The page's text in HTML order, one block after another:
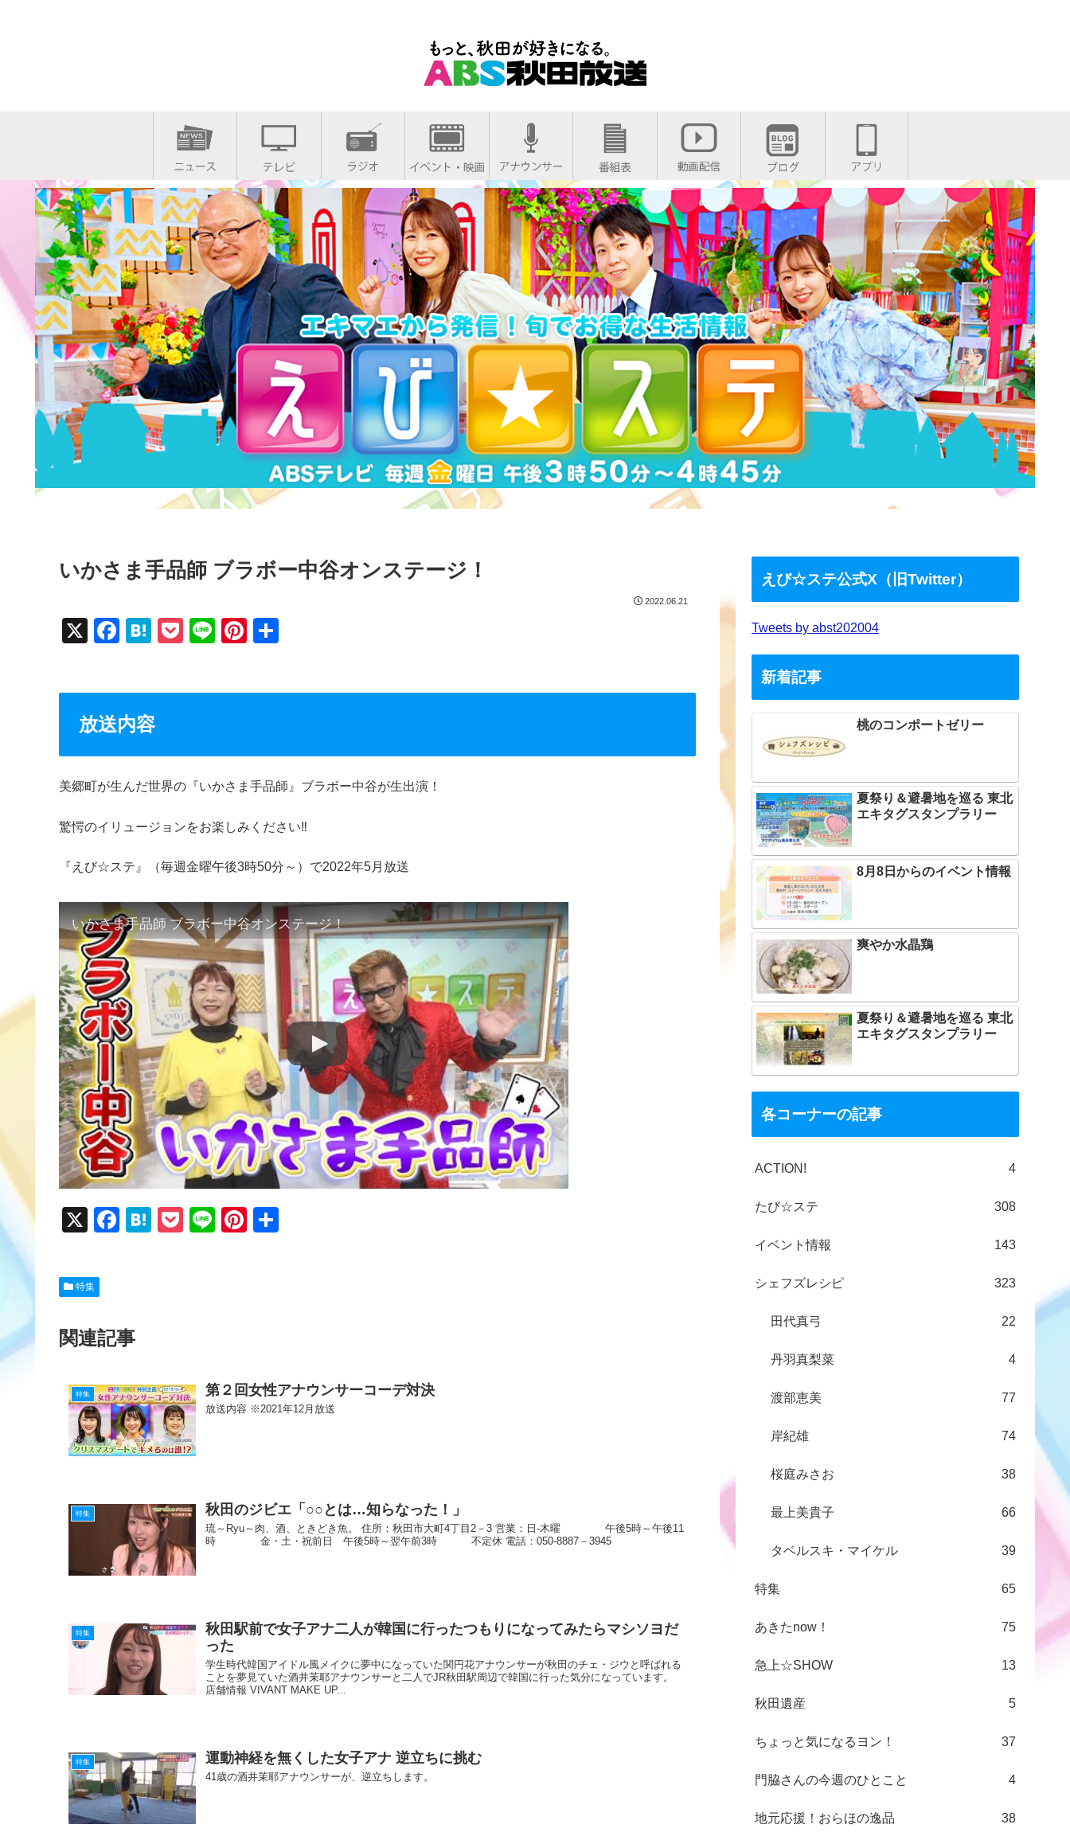
いかさま手品師 ブラボー中谷オンステージ！
2022.06.21
X
F
e
b
o
o
H
a
P
Li
Pi
放送内容
美郷町が生んだ世界の『いかさま手品師』ブラボー中谷が生出演！
驚愕のイリュージョンをお楽しみください‼
『えび☆ステ』（毎週金曜午後3時50分～）で2022年5月放送
いかさま手品師 ブラボー中谷オンステージ！
X
F
b
o
k
H
P
Li
Pi
特集
関連記事
特集 第２回女性アナウンサーコーデ対決
放送内容 ※2021年12月放送
特集 秋田のジビエ「○○とは…知らなった！」
琉～Ryu～肉、酒、ときどき魚。 住所：秋田市大町4丁目2－3 営業：日-木曜 午後5時～午後11
時 金・土・祝前日 午後5時～翌午前3時 不定休 電話：050-8887－3945
特集
秋田駅前で女子アナ二人が韓国に行ったつもりになってみたらマシソヨだ
った
学生時代韓国アイドル風メイクに夢中になっていた関円花アナウンサーが秋田のチェ・ジウと呼ばれる
ことを夢見ていた酒井茉耶アナウンサーと二人でJR秋田駅周辺で韓国に行った気分になっています。
店舗情報 VIVANT MAKE UP...
特集 運動神経を無くした女子アナ 逆立ちに挑む
41歳の酒井茉耶アナウンサーが、逆立ちします。
えび☆ステ公式X（旧Twitter）
Tweets by abst202004
新着記事
桃のコンポートゼリー
夏祭り＆避暑地を巡る 東北
エキタグスタンプラリー
8月8日からのイベント情報
爽やか水晶鶏
夏祭り＆避暑地を巡る 東北
エキタグスタンプラリー
各コーナーの記事
ACTION! 4
たび☆ステ 308
イベント情報 143
シェフズレシピ 323
田代真弓 22
丹羽真梨菜 4
渡部恵美 77
岸紀雄 74
桜庭みさお 38
最上美貴子 66
タベルスキ・マイケル 39
特集 65
あきたnow！ 75
急上☆SHOW 13
秋田遺産 5
ちょっと気になるヨン！ 37
門脇さんの今週のひとこと 4
地元応援！おらほの逸品 38